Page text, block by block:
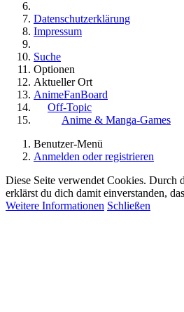
Datenschutzerklärung
Impressum
Suche
Optionen
Aktueller Ort
AnimeFanBoard
Off-Topic
Anime & Manga-Games
Benutzer-Menü
Anmelden oder registrieren
Diese Seite verwendet Cookies. Durch
erklärst du dich damit einverstanden,
Weitere Informationen Schließen